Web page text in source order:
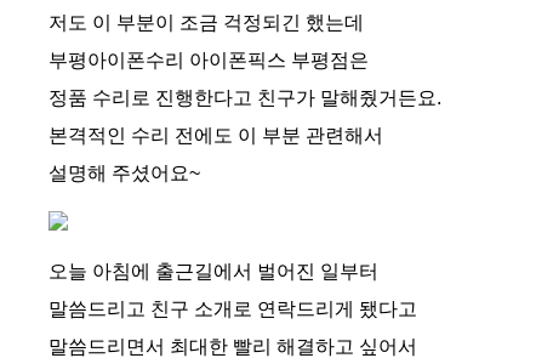
저도 이 부분이 조금 걱정되긴 했는데
부평아이폰수리 아이폰픽스 부평점은
정품 수리로 진행한다고 친구가 말해줬거든요.
본격적인 수리 전에도 이 부분 관련해서
설명해 주셨어요~
오늘 아침에 출근길에서 벌어진 일부터
말씀드리고 친구 소개로 연락드리게 됐다고
말씀드리면서 최대한 빨리 해결하고 싶어서